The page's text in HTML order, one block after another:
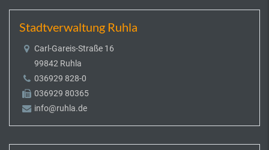
Stadtverwaltung Ruhla
Carl-Gareis-Straße 16
99842 Ruhla
036929 828-0
036929 80365
info@ruhla.de